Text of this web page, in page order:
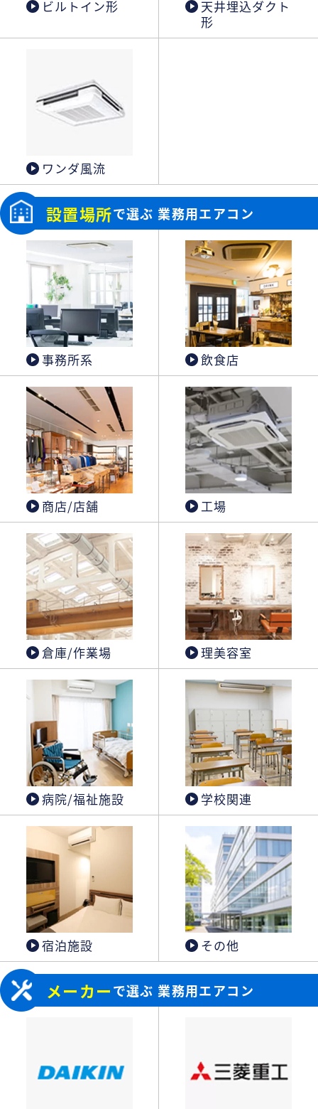
ビルトイン形
天井埋込ダクト
形
ワンダ風流
設置場所で選ぶ 業務用エアコン
事務所系 飲食店
商店/店舗 工場
倉庫/作業場 理美容室
病院/福祉施設 学校関連
宿泊施設 その他
メーカーで選ぶ 業務用エアコン